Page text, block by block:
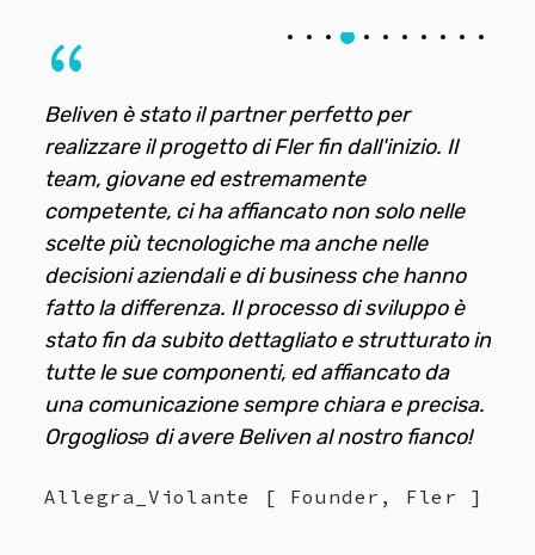
Il
nelle
hanno
è
in
da
precisa.
fianco!
Fler ]
Abbiamo scelto Beliven perchè ci sono
sembrati avere la capacità tecnica unita alla
comprensione delle nostre esigenze
strategiche e di business legate a rd+.
parlato di dati e impatto misurabile, sono un
team giovane che al tempo stesso ha
processo di lavoro strutturato. Hanno
dimostrato flessibilità durante lo sviluppo
comprendendo la maggior parte delle nostre
esigenze.
Design Innovation ]